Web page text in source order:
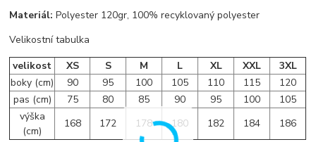
Materiál:Polyester 120gr, 100% recyklovaný polyester
Velikostní tabulka
velikost
XS S M L XL XXL
3XL
boky (cm)
90 95 100 105 110 115
120
pas (cm)
75 80 85 90 95 100
105
výška
(cm)
168 172 178 180 182 184 186